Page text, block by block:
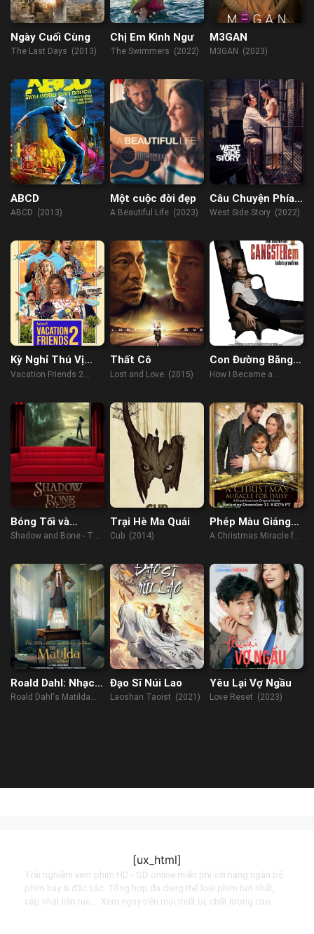
Ngày Cuối Cùng
The Last Days (2013)
Chị Em Kình Ngư
The Swimmers (2022)
M3GAN
M3GAN (2023)
ABCD
ABCD (2013)
Một cuộc đời đẹp
A Beautiful Life (2023)
Câu Chuyện Phía
Tây
West Side Story (2022)
Kỳ Nghỉ Thú Vị
Cùng Bạn Bè 2
Vacation Friends 2
Thất Cô
Lost and Love (2015)
Con Đường Băng
Đảng
How I Became a
Bóng Tối và
Xương Trắng –
Shadow and Bone - The
Trại Hè Ma Quái
Cub (2014)
Phép Màu Giáng
Sinh Cho Daisy
A Christmas Miracle for
Roald Dahl: Nhạc
Kịch Matilda
Roald Dahl's Matilda
Đạo Sĩ Núi Lao
Laoshan Taoist (2021)
Yêu Lại Vợ Ngầu
Love Reset (2023)